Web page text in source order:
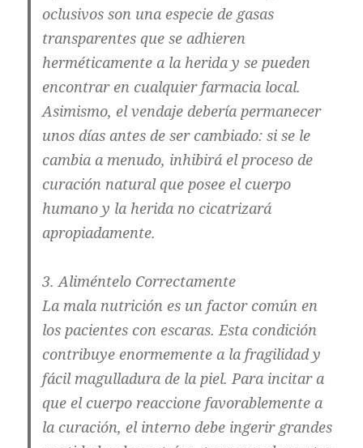
oclusivos son una especie de gasas
transparentes que se adhieren
herméticamente a la herida y se pueden
encontrar en cualquier farmacia local.
Asimismo, el vendaje debería permanecer
unos días antes de ser cambiado: si se le
cambia a menudo, inhibirá el proceso de
curación natural que posee el cuerpo
humano y la herida no cicatrizará
apropiadamente.
3. Aliméntelo Correctamente
La mala nutrición es un factor común en
los pacientes con escaras. Esta condición
contribuye enormemente a la fragilidad y
fácil magulladura de la piel. Para incitar a
que el cuerpo reaccione favorablemente a
la curación, el interno debe ingerir grandes